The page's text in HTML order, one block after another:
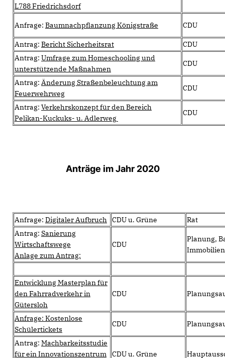
L788 Friedrichsdorf
Anfrage: Baumnachpflanzung Königstraße CDU
Antrag: Bericht Sicherheitsrat
CDU
Antrag: Umfrage zum Homeschooling und
unterstützende Maßnahmen
CDU
Antrag: Änderung Straßenbeleuchtung am
Feuerwehrweg
CDU
Antrag: Verkehrskonzept für den Bereich
Pelikan-Kuckuks- u. Adlerweg
CDU
Anträge im Jahr 2020
Anfrage: Digitaler Aufbruch CDU u. Grüne
Rat
Antrag: Sanierung
Wirtschaftswege
Anlage zum Antrag:
CDU
Planung,
Immobilien
Entwicklung Masterplan für
den Fahrradverkehr in
Gütersloh
CDU
Anfrage: Kostenlose
Schülertickets
CDU
Antrag: Machbarkeitsstudie
für ein Innovationszentrum
CDU u. Grüne